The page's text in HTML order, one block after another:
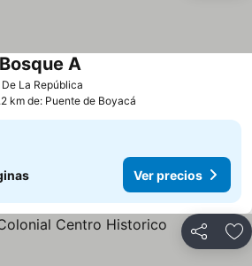
La República
A
km de: Puente de Boyacá
Ver precios
Compartir